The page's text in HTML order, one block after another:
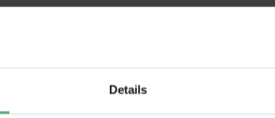
Details
electrónicos contienen recursos
productos, envíalos a un sistema de
a un remanufacturador/reacondicionador,
polvo en su cajón ni los tire al